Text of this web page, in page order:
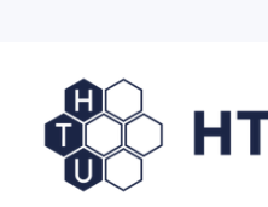
springen
HTU
Wien